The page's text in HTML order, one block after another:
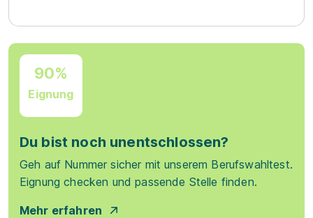
90%
Eignung
Du bist noch unentschlossen?
Geh auf Nummer sicher mit unserem Berufswahltest.
Eignung checken und passende Stelle finden.
Mehr erfahren